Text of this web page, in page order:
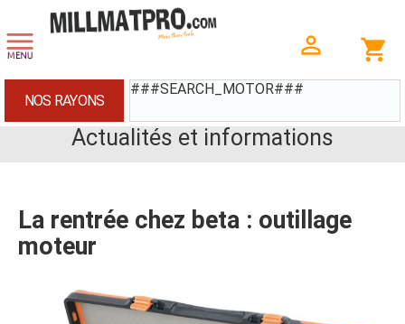
###SEARCH_MOTOR###
NOS RAYONS
Actualités et informations
La rentrée chez beta : outillage
moteur